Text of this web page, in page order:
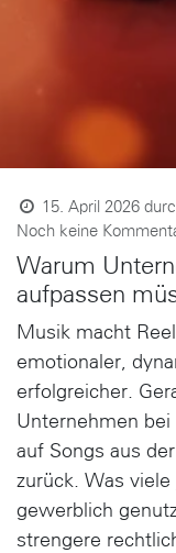
15. April 2026
Noch keine
Warum
aufpassen
Musik macht
emotionaler,
erfolgreicher.
Unternehmen
auf Songs aus
zurück. Was
gewerblich
strengere